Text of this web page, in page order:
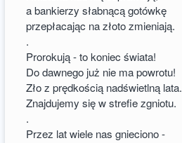
a bankierzy słabnącą gotówkę
przepłacając na złoto zmieniają.
.
Prorokują - to koniec świata!
Do dawnego już nie ma powrotu!
Zło z prędkością nadświetlną lata.
Znajdujemy się w strefie zgniotu.
.
Przez lat wiele nas gnieciono -